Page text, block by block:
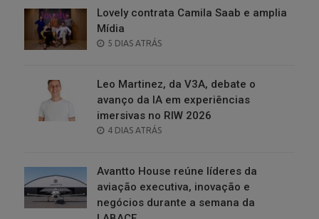
Lovely contrata Camila Saab e amplia
Mídia
POSTED
5 DIAS ATRÁS
Leo Martinez, da V3A, debate o
avanço da IA em experiências
imersivas no RIW 2026
POSTED
4 DIAS ATRÁS
Avantto House reúne líderes da
aviação executiva, inovação e
negócios durante a semana da